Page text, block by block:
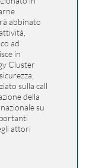
abbinato
ad
in
Cluster
sulla call
della
su
attori